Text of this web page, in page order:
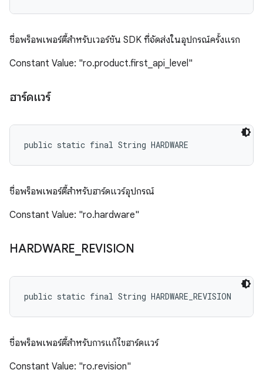
ชื่อพร็อพเพอร์ตี้สำหรับเวอร์ชัน SDK ที่จัดส่งในอุปกรณ์ครั้งแรก
Constant Value: "ro.product.first_api_level"
ฮาร์ดแวร์
public static final String HARDWARE
ชื่อพร็อพเพอร์ตี้สำหรับฮาร์ดแวร์อุปกรณ์
Constant Value: "ro.hardware"
HARDWARE REVISION
public static final String HARDWARE_REVISION
ชื่อพร็อพเพอร์ตี้สำหรับการแก้ไขฮาร์ดแวร์
Constant Value: "ro.revision"